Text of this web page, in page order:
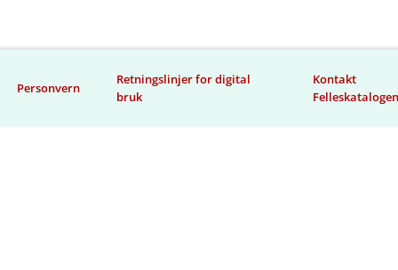
Personvern
Retningslinjer for digital
bruk
Kontakt
Felleskatalogen